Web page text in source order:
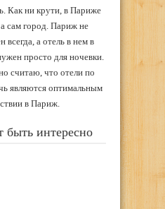
Как ни крути, в Париже
а сам город. Париж не
всегда, а отель в нем в
просто для ночевки.
считаю, что отели по
являются оптимальным
в Париж.
быть интересно